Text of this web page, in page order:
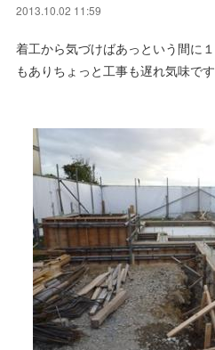
2013.10.02 11:59
着工から気づけばあっという間に
もありちょっと工事も遅れ気味です